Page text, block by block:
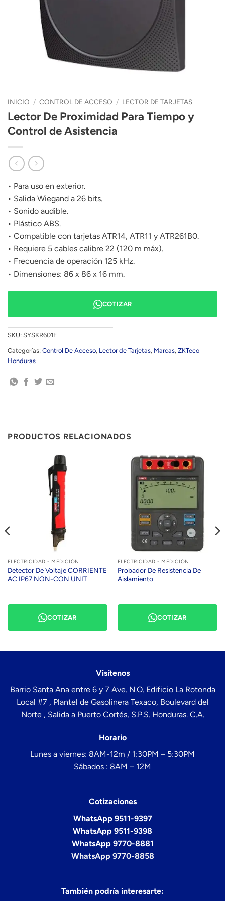
INICIO / CONTROL DE ACCESO / LECTOR DE TARJETAS
Lector De Proximidad Para Tiempo y
Control de Asistencia
• Para uso en exterior.
• Salida Wiegand a 26 bits.
• Sonido audible.
• Plástico ABS.
• Compatible con tarjetas ATR14, ATR11 y ATR261B0.
• Requiere 5 cables calibre 22 (120 m máx).
• Frecuencia de operación 125 kHz.
• Dimensiones: 86 x 86 x 16 mm.
COTIZAR
SKU: SYSKR601E
Categorías: Control De Acceso, Lector de Tarjetas, Marcas, ZKTeco
Honduras
PRODUCTOS RELACIONADOS
ELECTRICIDAD - MEDICIÓN
Detector De Voltaje CORRIENTE
AC IP67 NON-CON UNIT
COTIZAR
ELECTRICIDAD - MEDICIÓN
Probador De Resistencia De
Aislamiento
COTIZAR
Visítenos
Barrio Santa Ana entre 6 y 7 Ave. N.O. Edificio La Rotonda
Local #7 , Plantel de Gasolinera Texaco, Boulevard del
Norte , Salida a Puerto Cortés, S.P.S. Honduras. C.A.
Horario
Lunes a viernes: 8AM-12m / 1:30PM – 5:30PM
Sábados : 8AM – 12M
Cotizaciones
WhatsApp 9511-9397
WhatsApp 9511-9398
WhatsApp 9770-8881
WhatsApp 9770-8858
También podría interesarte: